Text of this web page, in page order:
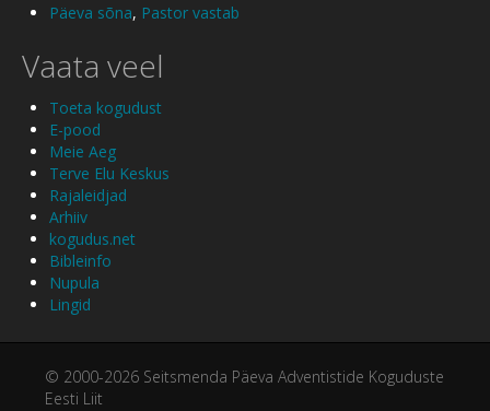
Päeva sõna, Pastor vastab
Vaata veel
Toeta kogudust
E-pood
Meie Aeg
Terve Elu Keskus
Rajaleidjad
Arhiiv
kogudus.net
Bibleinfo
Nupula
Lingid
© 2000-2026 Seitsmenda Päeva Adventistide Koguduste
Eesti Liit